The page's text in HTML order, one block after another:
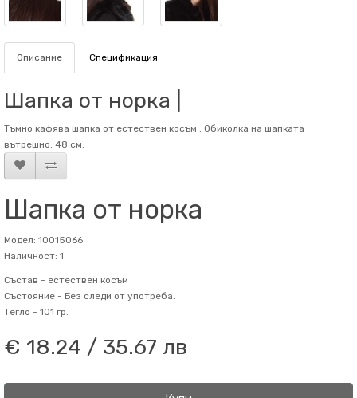
Описание Спецификация
Шапка от норка |
Тъмно кафява шапка от естествен косъм . Обиколка на шапката
вътрешно: 48 см.
Шапка от норка
Модел: 10015066
Наличност: 1
Състав - естествен косъм
Състояние - Без следи от употреба.
Тегло - 101 гр.
€ 18.24 / 35.67 лв